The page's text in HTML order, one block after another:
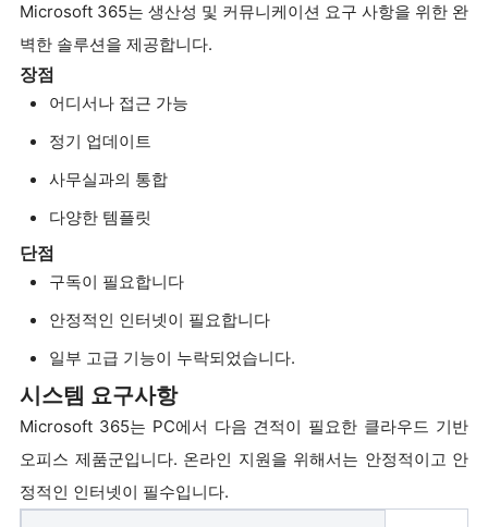
Microsoft 365는 생산성 및 커뮤니케이션 요구 사항을 위한 완
벽한 솔루션을 제공합니다.
장점
어디서나 접근 가능
정기 업데이트
사무실과의 통합
다양한 템플릿
단점
구독이 필요합니다
안정적인 인터넷이 필요합니다
일부 고급 기능이 누락되었습니다.
시스템 요구사항
Microsoft 365는 PC에서 다음 견적이 필요한 클라우드 기반
오피스 제품군입니다. 온라인 지원을 위해서는 안정적이고 안
정적인 인터넷이 필수입니다.